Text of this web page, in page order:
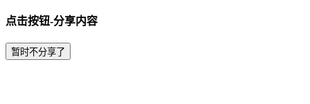
点击按钮-分享内容
暂时不分享了